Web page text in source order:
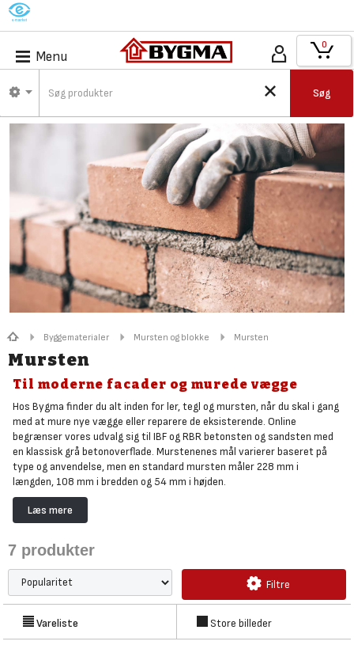
M
Menu
Søg
0
Byggematerialer Mursten og blokke Mursten
Mursten
Til moderne facader og murede vægge
Hos Bygma finder du alt inden for ler, tegl og mursten, når du skal i gang
med at mure nye vægge eller reparere de eksisterende. Online
begrænser vores udvalg sig til IBF og RBR betonsten og sandsten med
en klassisk grå betonoverflade. Murstenenes mål varierer baseret på
type og anvendelse, men en standard mursten måler 228 mm i
længden, 108 mm i bredden og 54 mm i højden.
Find et større udvalg i din lokale Bygma
Er du på udkig efter specifikke brændte, sorte, grå eller røde mursten,
specifikt teglværk,
sortiment, som bl.a. indeholder blødstrøgne mursten, håndstrøgne
mursten og traditionelle maskinsten. Disse kan matche de indendørs
Læs mere
7 produkter
Filtre
Vareliste Store billeder